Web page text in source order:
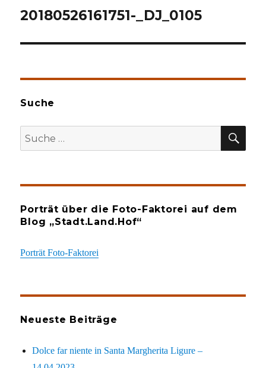
20180526161751-_DJ_0105
Suche
Suche
nach:
Porträt über die Foto-Faktorei auf dem
Blog „Stadt.Land.Hof“
Porträt Foto-Faktorei
Neueste Beiträge
Dolce far niente in Santa Margherita Ligure –